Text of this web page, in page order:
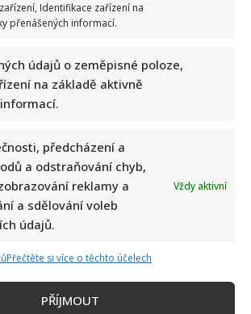
Identifikace zařízení na
přenášených informací.
údajů o zeměpisné poloze,
na základě aktivně
předcházení a
a odstraňování chyb,
reklamy a
a sdělování voleb
údajů.
Vždy aktivní
Přečtěte si více o těchto účelech
PŘÍJMOUT